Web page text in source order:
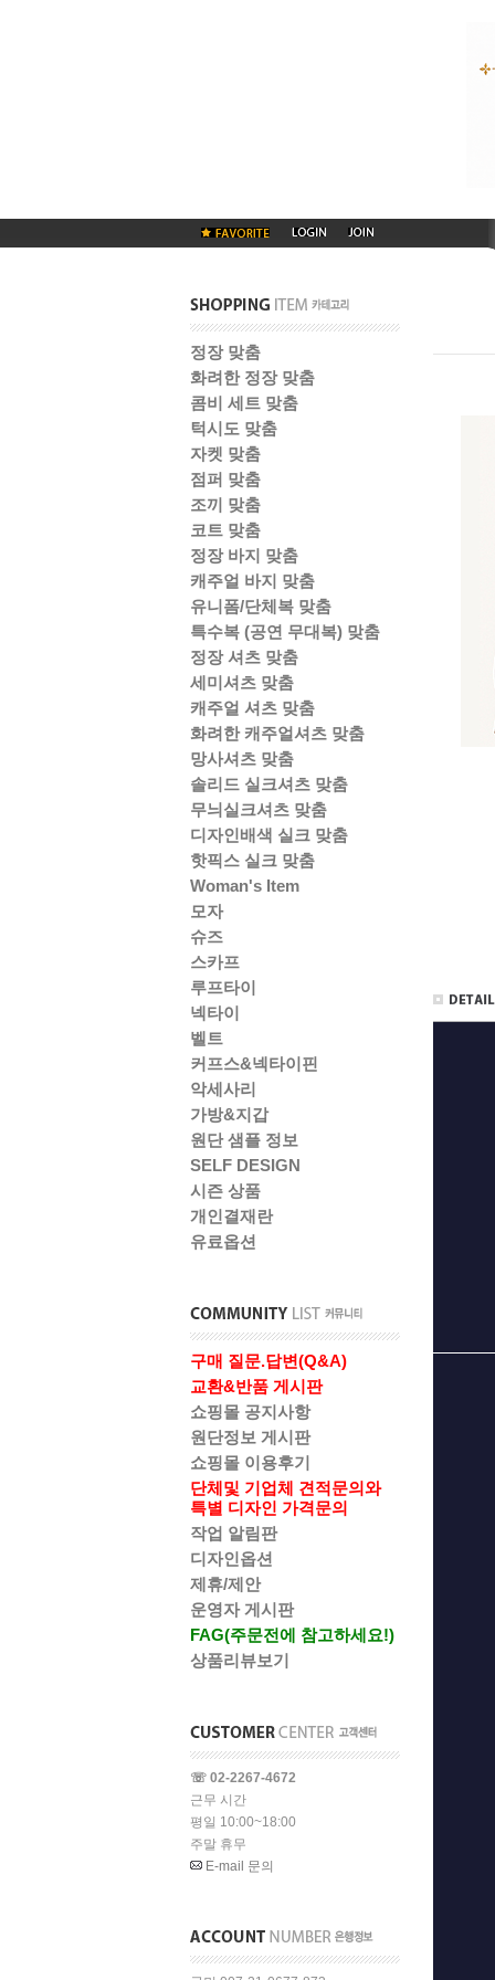
정장 맞춤
화려한 정장 맞춤
콤비 세트 맞춤
턱시도 맞춤
자켓 맞춤
점퍼 맞춤
조끼 맞춤
코트 맞춤
정장 바지 맞춤
캐주얼 바지 맞춤
유니폼/단체복 맞춤
특수복 (공연 무대복) 맞춤
정장 셔츠 맞춤
세미셔츠 맞춤
캐주얼 셔츠 맞춤
화려한 캐주얼셔츠 맞춤
망사셔츠 맞춤
솔리드 실크셔츠 맞춤
무늬실크셔츠 맞춤
디자인배색 실크 맞춤
핫픽스 실크 맞춤
Woman's Item
모자
슈즈
스카프
루프타이
넥타이
벨트
커프스&넥타이핀
악세사리
가방&지갑
원단 샘플 정보
SELF DESIGN
시즌 상품
개인결재란
유료옵션
구매 질문.답변(Q&A)
교환&반품 게시판
쇼핑몰 공지사항
원단정보 게시판
쇼핑몰 이용후기
단체및 기업체 견적문의와
특별 디자인 가격문의
작업 알림판
디자인옵션
제휴/제안
운영자 게시판
FAG(주문전에 참고하세요!)
상품리뷰보기
☏ 02-2267-4672
근무 시간
평일 10:00~18:00
주말 휴무
E-mail 문의